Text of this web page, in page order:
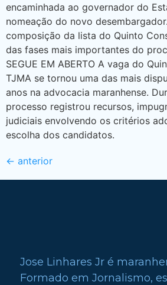
encaminhada ao governador do
nomeação do novo
composição da lista do Quinto
das fases mais importantes do
SEGUE EM ABERTO A vaga do
TJMA se tornou uma das mais
anos na advocacia maranhense.
processo registrou recursos,
judiciais envolvendo os critérios
escolha dos candidatos.
← anterior
Jose Linhares Jr é
Formado em Jornalismo,